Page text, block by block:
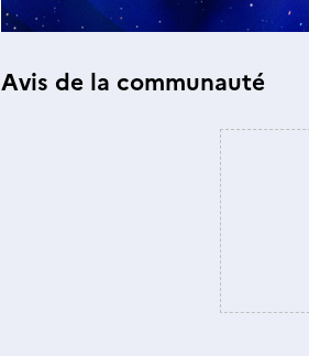
Avis de la communauté